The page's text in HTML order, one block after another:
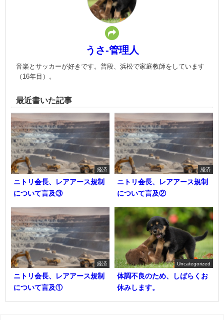
うさ-管理人
音楽とサッカーが好きです。普段、浜松で家庭教師をしています
（16年目）。
最近書いた記事
経済
ニトリ会長、レアアース規制
について言及③
経済
ニトリ会長、レアアース規制
について言及②
経済
ニトリ会長、レアアース規制
について言及①
Uncategorized
体調不良のため、しばらくお
休みします。